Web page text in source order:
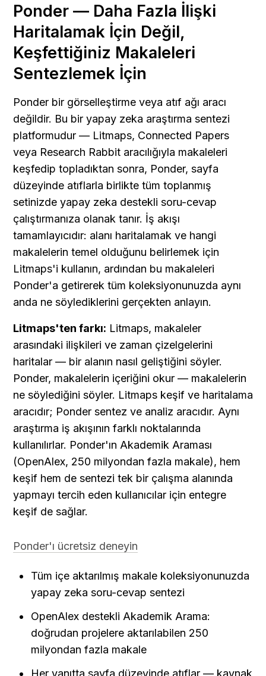
Ponder — Daha Fazla İlişki
Haritalamak İçin Değil,
Keşfettiğiniz Makaleleri
Sentezlemek İçin
Ponder bir görselleştirme veya atıf ağı aracı
değildir. Bu bir yapay zeka araştırma sentezi
platformudur — Litmaps, Connected Papers
veya Research Rabbit aracılığıyla makaleleri
keşfedip topladıktan sonra, Ponder, sayfa
düzeyinde atıflarla birlikte tüm toplanmış
setinizde yapay zeka destekli soru-cevap
çalıştırmanıza olanak tanır. İş akışı
tamamlayıcıdır: alanı haritalamak ve hangi
makalelerin temel olduğunu belirlemek için
Litmaps'i kullanın, ardından bu makaleleri
Ponder'a getirerek tüm koleksiyonunuzda aynı
anda ne söylediklerini gerçekten anlayın.
Litmaps'ten farkı: Litmaps, makaleler
arasındaki ilişkileri ve zaman çizelgelerini
haritalar — bir alanın nasıl geliştiğini söyler.
Ponder, makalelerin içeriğini okur — makalelerin
ne söylediğini söyler. Litmaps keşif ve haritalama
aracıdır; Ponder sentez ve analiz aracıdır. Aynı
araştırma iş akışının farklı noktalarında
kullanılırlar. Ponder'ın Akademik Araması
(OpenAlex, 250 milyondan fazla makale), hem
keşif hem de sentezi tek bir çalışma alanında
yapmayı tercih eden kullanıcılar için entegre
keşif de sağlar.
Ponder'ı ücretsiz deneyin
Tüm içe aktarılmış makale koleksiyonunuzda
yapay zeka soru-cevap sentezi
OpenAlex destekli Akademik Arama:
doğrudan projelere aktarılabilen 250
milyondan fazla makale
Her yanıtta sayfa düzeyinde atıflar — kaynak